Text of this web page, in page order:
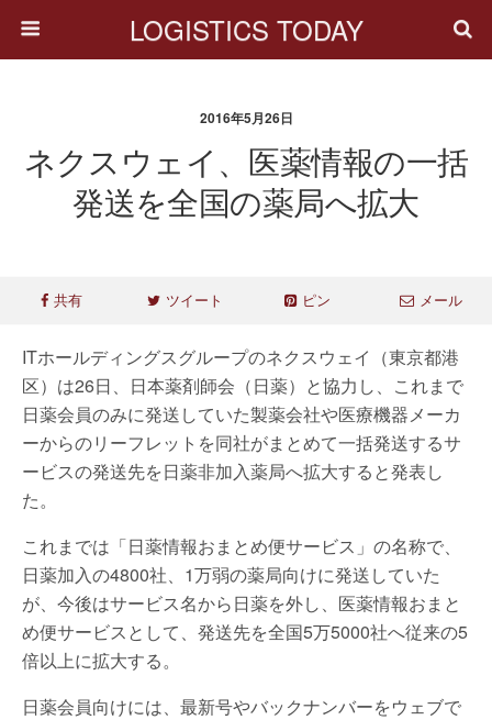
LOGISTICS TODAY
2016年5月26日
ネクスウェイ、医薬情報の一括
発送を全国の薬局へ拡大
共有 ツイート ピン メール
ITホールディングスグループのネクスウェイ（東京都港
区）は26日、日本薬剤師会（日薬）と協力し、これまで
日薬会員のみに発送していた製薬会社や医療機器メーカ
ーからのリーフレットを同社がまとめて一括発送するサ
ービスの発送先を日薬非加入薬局へ拡大すると発表し
た。
これまでは「日薬情報おまとめ便サービス」の名称で、
日薬加入の4800社、1万弱の薬局向けに発送していた
が、今後はサービス名から日薬を外し、医薬情報おまと
め便サービスとして、発送先を全国5万5000社へ従来の5
倍以上に拡大する。
日薬会員向けには、最新号やバックナンバーをウェブで